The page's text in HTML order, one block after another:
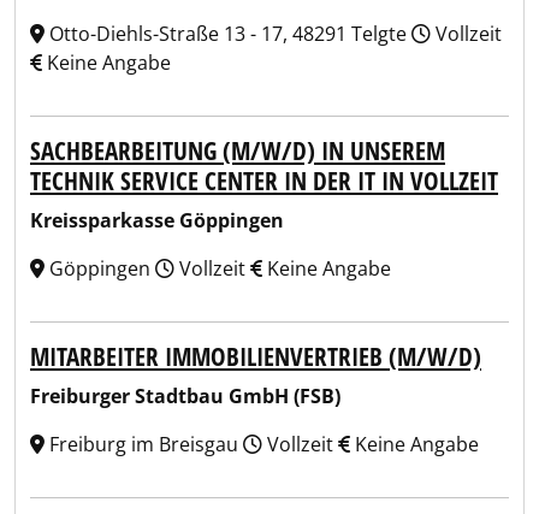
Otto-Diehls-Straße 13 - 17, 48291 Telgte
Vollzeit
Keine Angabe
SACHBEARBEITUNG (M/W/D) IN UNSEREM
TECHNIK SERVICE CENTER IN DER IT IN VOLLZEIT
Kreissparkasse Göppingen
Göppingen
Vollzeit Keine Angabe
MITARBEITER IMMOBILIENVERTRIEB (M/W/D)
Freiburger Stadtbau GmbH (FSB)
Freiburg im Breisgau
Vollzeit Keine Angabe